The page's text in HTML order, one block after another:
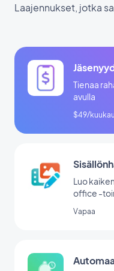
Laajennukset, jotka
Tienaa
avulla
$49/
Luo
office -
Vapaa